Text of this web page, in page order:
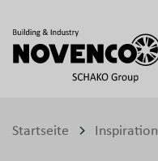
Startseite Inspiration